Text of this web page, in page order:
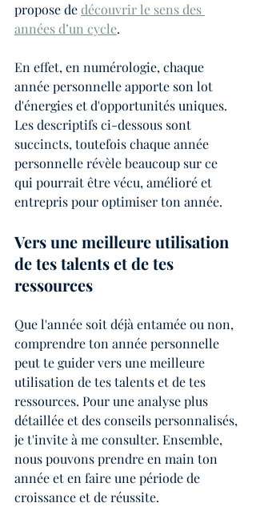
propose de découvrir le sens des
années d’un cycle.
En effet, en numérologie, chaque
année personnelle apporte son lot
d'énergies et d'opportunités uniques.
Les descriptifs ci-dessous sont
succincts, toutefois chaque année
personnelle révèle beaucoup sur ce
qui pourrait être vécu, amélioré et
entrepris pour optimiser ton année.
Vers une meilleure utilisation
de tes talents et de tes
ressources
Que l'année soit déjà entamée ou non,
comprendre ton année personnelle
peut te guider vers une meilleure
utilisation de tes talents et de tes
ressources. Pour une analyse plus
détaillée et des conseils personnalisés,
je t'invite à me consulter. Ensemble,
nous pouvons prendre en main ton
année et en faire une période de
croissance et de réussite.